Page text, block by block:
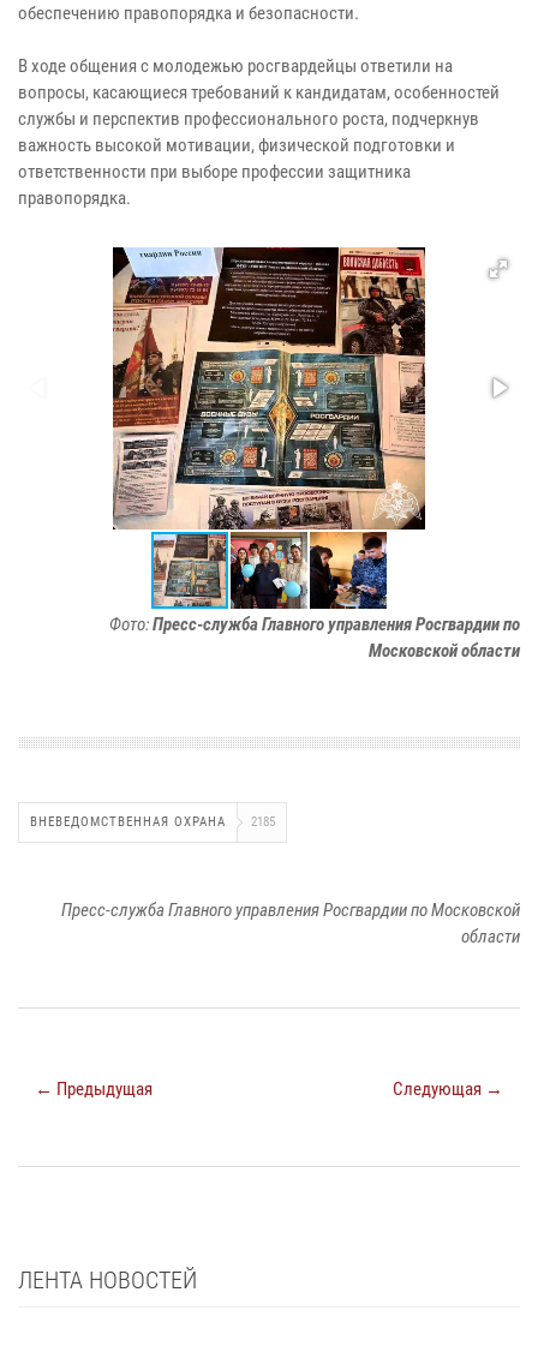
обеспечению правопорядка и безопасности.
В ходе общения с молодежью росгвардейцы ответили на
вопросы, касающиеся требований к кандидатам, особенностей
службы и перспектив профессионального роста, подчеркнув
важность высокой мотивации, физической подготовки и
ответственности при выборе профессии защитника
правопорядка.
Фото:Пресс-служба Главного управления Росгвардии по
Московской области
ВНЕВЕДОМСТВЕННАЯ ОХРАНА 2185
Пресс-служба Главного управления Росгвардии по Московской
области
← Предыдущая Следующая →
ЛЕНТА НОВОСТЕЙ